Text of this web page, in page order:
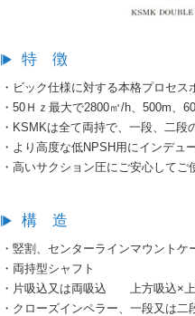
特 徴
・ビック仕様に対する本格プロセス
・50Ｈｚ最大で2800㎥/h、500m、
・KSMKは全て両持で、一段、二
・より高度な低NPSH用にインデュ
・高いサクション圧にご安心してご
構 造
・竪割、センターラインマウントケ
・両持型シャフト
・片吸込又は両吸込 上方吸込×上
・クローズインペラー、一段又は二